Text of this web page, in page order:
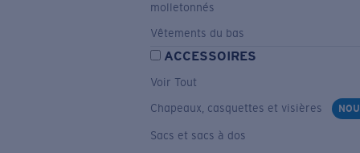
molletonnés
Vêtements du bas
ACCESSOIRES
Voir Tout
Chapeaux, casquettes et visières
Sacs et sacs à dos